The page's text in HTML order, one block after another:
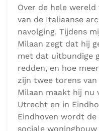
Over de hele wereld
van de Italiaanse
navolging. Tijdens
Milaan zegt dat hij
met dat uitbundige
redden, en hoe
zijn twee torens van
Milaan maakt hij nu
Utrecht en in
Eindhoven wordt
sociale